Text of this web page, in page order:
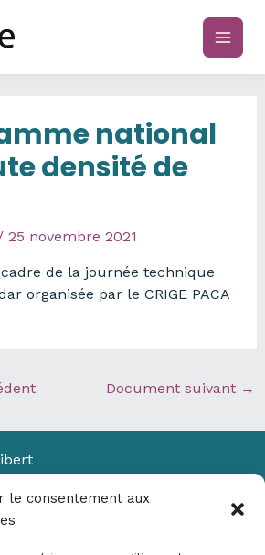
le consentement aux
main
national
densité de
25 novembre 2021
de la journée technique
organisée par le CRIGE PACA
Document suivant →